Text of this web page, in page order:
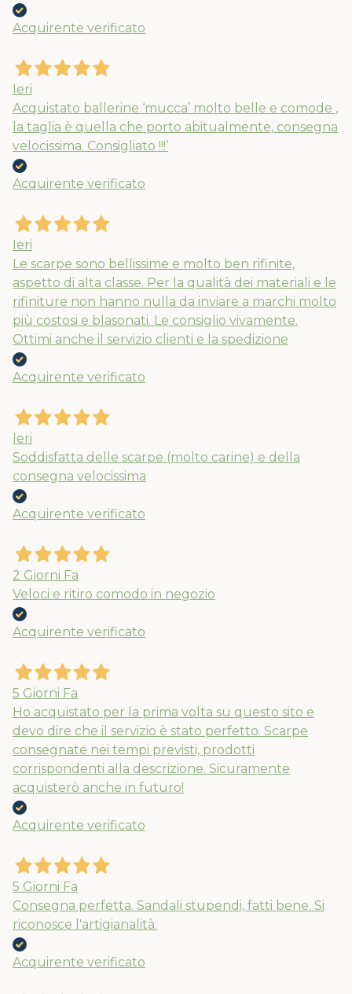
Acquirente verificato
Ieri
Acquistato ballerine ‘mucca’ molto belle e comode ,
la taglia è quella che porto abitualmente, consegna
velocissima. Consigliato !!!’
Acquirente verificato
Ieri
Le scarpe sono bellissime e molto ben rifinite,
aspetto di alta classe. Per la qualità dei materiali e le
rifiniture non hanno nulla da inviare a marchi molto
più costosi e blasonati. Le consiglio vivamente.
Ottimi anche il servizio clienti e la spedizione
Acquirente verificato
Ieri
Soddisfatta delle scarpe (molto carine) e della
consegna velocissima
Acquirente verificato
2 Giorni Fa
Veloci e ritiro comodo in negozio
Acquirente verificato
5 Giorni Fa
Ho acquistato per la prima volta su questo sito e
devo dire che il servizio è stato perfetto. Scarpe
consegnate nei tempi previsti, prodotti
corrispondenti alla descrizione. Sicuramente
acquisterò anche in futuro!
Acquirente verificato
5 Giorni Fa
Consegna perfetta. Sandali stupendi, fatti bene. Si
riconosce l'artigianalità.
Acquirente verificato
Spedizioni garantite prima della
chiusura solo per gli ordini effettuati
entro il 5/08
APPROFITTANE ORA